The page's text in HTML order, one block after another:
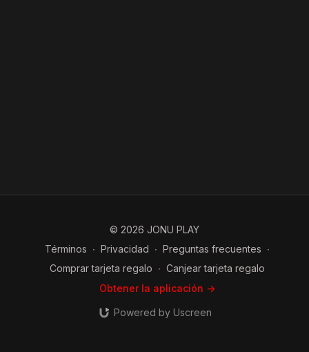
© 2026 JONU PLAY
Términos ∙ Privacidad ∙ Preguntas frecuentes ∙
Comprar tarjeta regalo ∙ Canjear tarjeta regalo
Obtener la aplicación ->
Powered by Uscreen